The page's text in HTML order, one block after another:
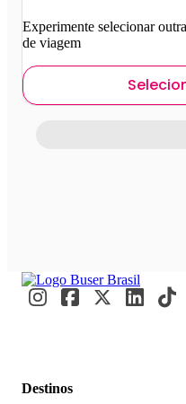
Experimente selecionar
de viagem
Destinos